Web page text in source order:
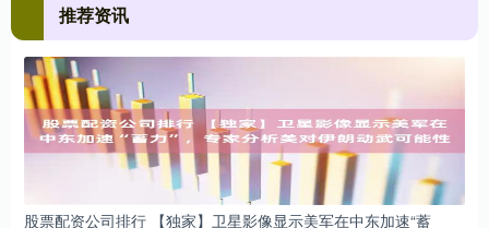
推荐资讯
股票配资公司排行 【独家】卫星影像显示美军在中东加速“蓄